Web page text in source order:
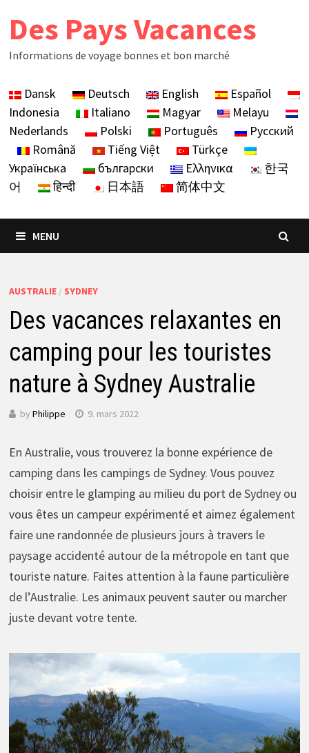
Des Pays Vacances
Informations de voyage bonnes et bon marché
Dansk Deutsch English
Español
Indonesia
Italiano Magyar
Melayu
Nederlands
Polski Português
Русский
Română
Tiếng Việt
Türkçe
Українська
български Ελληνικα
한국
어
हिन्दी 日本語 简体中文
MENU
AUSTRALIE/ SYDNEY
Des vacances relaxantes en
camping pour les touristes
nature à Sydney Australie
by Philippe 9. mars 2022
En Australie, vous trouverez la bonne expérience de
camping dans les campings de Sydney. Vous pouvez
choisir entre le glamping au milieu du port de Sydney ou
vous êtes un campeur expérimenté et aimez également
faire une randonnée de plusieurs jours à travers le
paysage accidenté autour de la métropole en tant que
touriste nature. Faites attention à la faune particulière
de l’Australie. Les animaux peuvent sauter ou marcher
juste devant votre tente.